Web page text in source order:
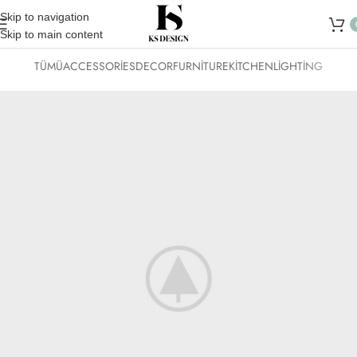
Skip to navigation
Skip to main content
TÜMÜACCESSORIESDECORFURNITUREKITCHENLIGHTING